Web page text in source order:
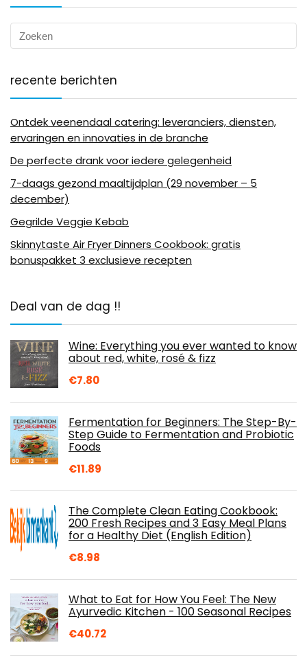
recente berichten
Ontdek veenendaal catering: leveranciers, diensten,
ervaringen en innovaties in de branche
De perfecte drank voor iedere gelegenheid
7-daags gezond maaltijdplan (29 november – 5
december)
Gegrilde Veggie Kebab
Skinnytaste Air Fryer Dinners Cookbook: gratis
bonuspakket 3 exclusieve recepten
Deal van de dag !!
Wine: Everything you ever wanted to know
about red, white, rosé & fizz
€7.80
Fermentation for Beginners: The Step-By-
Step Guide to Fermentation and Probiotic
Foods
€11.89
The Complete Clean Eating Cookbook:
200 Fresh Recipes and 3 Easy Meal Plans
for a Healthy Diet (English Edition)
€8.98
What to Eat for How You Feel: The New
Ayurvedic Kitchen - 100 Seasonal Recipes
€40.72